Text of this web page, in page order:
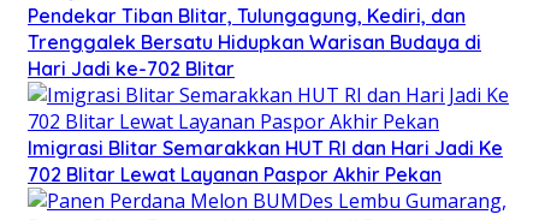
Pendekar Tiban Blitar, Tulungagung, Kediri, dan
Trenggalek Bersatu Hidupkan Warisan Budaya di
Hari Jadi ke-702 Blitar
Imigrasi Blitar Semarakkan HUT RI dan Hari Jadi Ke
702 Blitar Lewat Layanan Paspor Akhir Pekan